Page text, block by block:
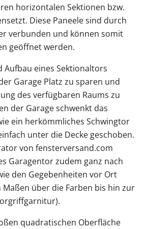
horizontalen Sektionen bzw.
Diese Paneele sind durch
verbunden und können somit
geöffnet werden.
Aufbau eines Sektionaltors
Garage Platz zu sparen und
des verfügbaren Raums zu
der Garage schwenkt das
ein herkömmliches Schwingtor
unter die Decke geschoben.
von fensterversand.com
Garagentor zudem ganz nach
den Gegebenheiten vor Ort
Maßen über die Farben bis hin zur
quadratischen Oberfläche